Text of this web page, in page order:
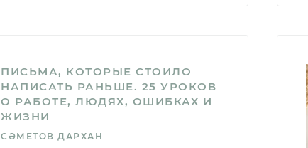
ПИСЬМА, КОТОРЫЕ СТОИЛО
НАПИСАТЬ РАНЬШЕ. 25 УРОКОВ
О РАБОТЕ, ЛЮДЯХ, ОШИБКАХ И
ЖИЗНИ
СӘМЕТОВ ДАРХАН